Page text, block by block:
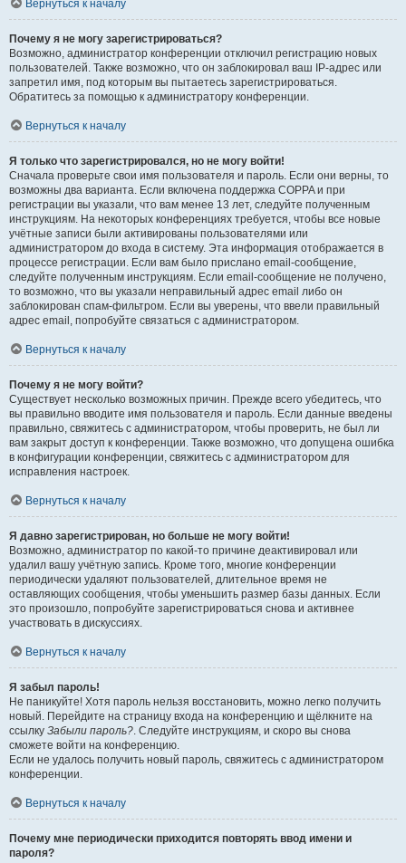
Вернуться к началу
Почему я не могу зарегистрироваться?
Возможно, администратор конференции отключил регистрацию новых
пользователей. Также возможно, что он заблокировал ваш IP-адрес или
запретил имя, под которым вы пытаетесь зарегистрироваться.
Обратитесь за помощью к администратору конференции.
Вернуться к началу
Я только что зарегистрировался, но не могу войти!
Сначала проверьте свои имя пользователя и пароль. Если они верны, то
возможны два варианта. Если включена поддержка COPPA и при
регистрации вы указали, что вам менее 13 лет, следуйте полученным
инструкциям. На некоторых конференциях требуется, чтобы все новые
учётные записи были активированы пользователями или
администратором до входа в систему. Эта информация отображается в
процессе регистрации. Если вам было прислано email-сообщение,
следуйте полученным инструкциям. Если email-сообщение не получено,
то возможно, что вы указали неправильный адрес email либо он
заблокирован спам-фильтром. Если вы уверены, что ввели правильный
адрес email, попробуйте связаться с администратором.
Вернуться к началу
Почему я не могу войти?
Существует несколько возможных причин. Прежде всего убедитесь, что
вы правильно вводите имя пользователя и пароль. Если данные введены
правильно, свяжитесь с администратором, чтобы проверить, не был ли
вам закрыт доступ к конференции. Также возможно, что допущена ошибка
в конфигурации конференции, свяжитесь с администратором для
исправления настроек.
Вернуться к началу
Я давно зарегистрирован, но больше не могу войти!
Возможно, администратор по какой-то причине деактивировал или
удалил вашу учётную запись. Кроме того, многие конференции
периодически удаляют пользователей, длительное время не
оставляющих сообщения, чтобы уменьшить размер базы данных. Если
это произошло, попробуйте зарегистрироваться снова и активнее
участвовать в дискуссиях.
Вернуться к началу
Я забыл пароль!
Не паникуйте! Хотя пароль нельзя восстановить, можно легко получить
новый. Перейдите на страницу входа на конференцию и щёлкните на
ссылку Забыли пароль?. Следуйте инструкциям, и скоро вы снова
сможете войти на конференцию.
Если не удалось получить новый пароль, свяжитесь с администратором
конференции.
Вернуться к началу
Почему мне периодически приходится повторять ввод имени и
пароля?